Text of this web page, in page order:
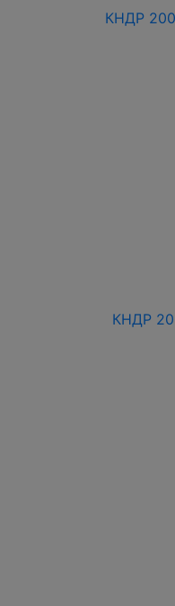
КНДР
КНДР